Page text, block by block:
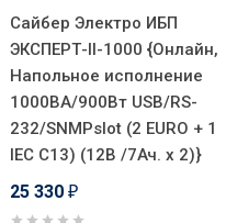
Сайбер Электро ИБП
ЭКСПЕРТ-II-1000 {Онлайн,
Напольное исполнение
1000ВА/900Вт USB/RS-
232/SNMPslot (2 EURO + 1
IEC С13) (12В /7Ач. х 2)}
25 330 ₽